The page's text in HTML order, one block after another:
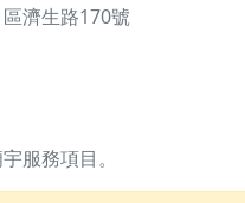
悔植福田，誠邀十方善信
喜贊普，為祖先親眷祈求
玉皇大帝 大天尊」 親自
濟生路170號
服務項目。